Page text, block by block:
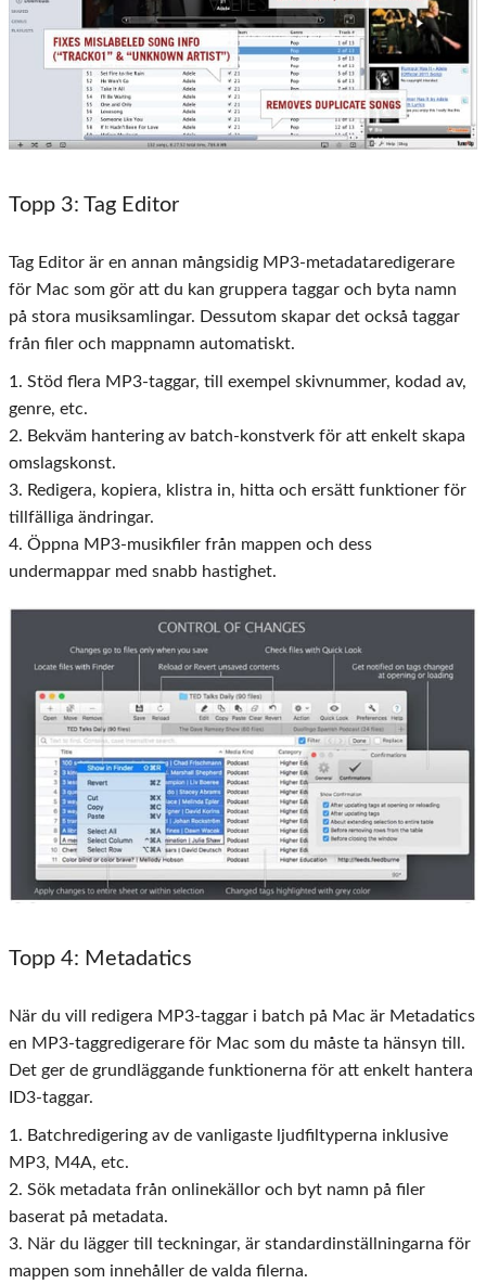
Topp 3: Tag Editor
Tag Editor är en annan mångsidig MP3-metadataredigerare
för Mac som gör att du kan gruppera taggar och byta namn
på stora musiksamlingar. Dessutom skapar det också taggar
från filer och mappnamn automatiskt.
1. Stöd flera MP3-taggar, till exempel skivnummer, kodad av,
genre, etc.
2. Bekväm hantering av batch-konstverk för att enkelt skapa
omslagskonst.
3. Redigera, kopiera, klistra in, hitta och ersätt funktioner för
tillfälliga ändringar.
4. Öppna MP3-musikfiler från mappen och dess
undermappar med snabb hastighet.
Topp 4: Metadatics
När du vill redigera MP3-taggar i batch på Mac är Metadatics
en MP3-taggredigerare för Mac som du måste ta hänsyn till.
Det ger de grundläggande funktionerna för att enkelt hantera
ID3-taggar.
1. Batchredigering av de vanligaste ljudfiltyperna inklusive
MP3, M4A, etc.
2. Sök metadata från onlinekällor och byt namn på filer
baserat på metadata.
3. När du lägger till teckningar, är standardinställningarna för
mappen som innehåller de valda filerna.